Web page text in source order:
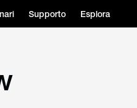
Supporto Esplora